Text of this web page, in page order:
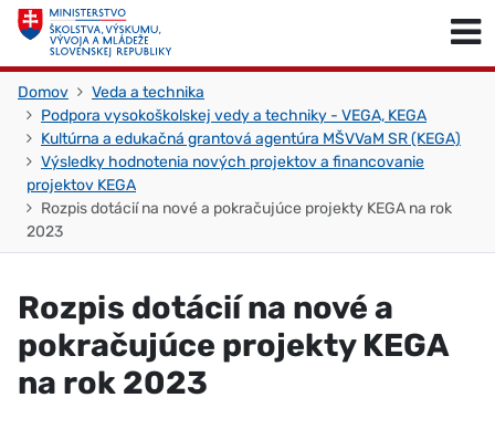
Skočiť na obsah
Domov
Veda a technika
Podpora vysokoškolskej vedy a techniky - VEGA, KEGA
Kultúrna a edukačná grantová agentúra MŠVVaM SR (KEGA)
Výsledky hodnotenia nových projektov a financovanie
projektov KEGA
Rozpis dotácií na nové a pokračujúce projekty KEGA na rok
2023
Rozpis dotácií na nové a
pokračujúce projekty KEGA
na rok 2023
Skočiť na začiatok stránky